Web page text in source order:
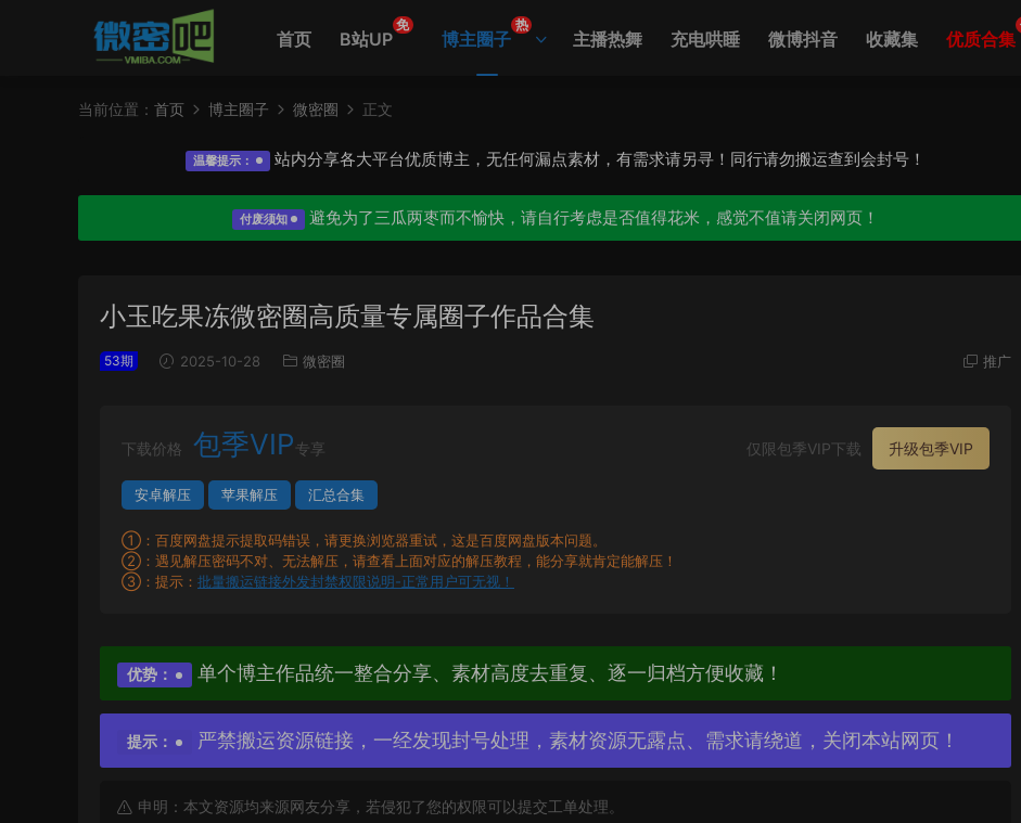
首页 B站UP
免
博主圈子
热
主播热舞 充电哄睡 微博抖音 收藏集 优质合集
当前位置： 首页 博主圈子 微密圈 正文
温馨提示： 站内分享各大平台优质博主，无任何漏点素材，有需求请另寻！同行请勿搬运查到会封号！
付废须知 避免为了三瓜两枣而不愉快，请自行考虑是否值得花米，感觉不值请关闭网页！
小玉吃果冻微密圈高质量专属圈子作品合集
53期 2025-10-28 微密圈 推广
下载价格 包季VIP 专享 仅限包季VIP下载 升级包季VIP
安卓解压 苹果解压 汇总合集
①：百度网盘提示提取码错误，请更换浏览器重试，这是百度网盘版本问题。
②：遇见解压密码不对、无法解压，请查看上面对应的解压教程，能分享就肯定能解压！
③：提示： 批量搬运链接外发封禁权限说明-正常用户可无视！
优势： 单个博主作品统一整合分享、素材高度去重复、逐一归档方便收藏！
提示： 严禁搬运资源链接，一经发现封号处理，素材资源无露点、需求请绕道，关闭本站网页！
申明：本文资源均来源网友分享，若侵犯了您的权限可以提交工单处理。